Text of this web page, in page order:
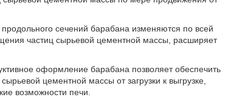
сечений барабана изменяются по всей
частиц сырьевой цементной массы, расширяет
оформление барабана позволяет обеспечить
цементной массы от загрузки к выгрузке,
возможности печи.